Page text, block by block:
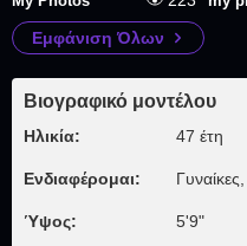
Εμφάνιση Όλων
Βιογραφικό μοντέλου
Ηλικία: 47 έτη
Ενδιαφέρομαι:
Ύψος: 5'9"